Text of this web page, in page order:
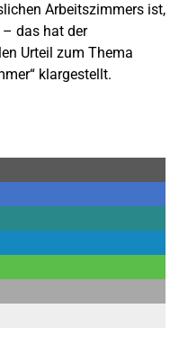
Arbeitszimmers ist,
das hat der
Urteil zum Thema
klargestellt.